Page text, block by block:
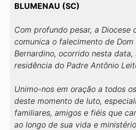
BLUMENAU (SC)
Com profundo pesar, a Diocese
comunica o falecimento de
Bernardino, ocorrido nesta data,
residência do Padre Antônio
Unimo-nos em oração a todos
deste momento de luto,
familiares, amigos e fiéis que
ao longo de sua vida e